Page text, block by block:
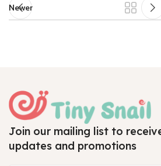
Newer
Join our mailing list to
updates and promotions